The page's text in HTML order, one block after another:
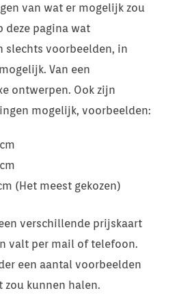
van wat er mogelijk zou
deze pagina wat
slechts voorbeelden, in
Van een
ontwerpen. Ook zijn
mogelijk, voorbeelden:
(Het meest gekozen)
verschillende prijskaart
valt per mail of telefoon.
een aantal voorbeelden
kunnen halen.